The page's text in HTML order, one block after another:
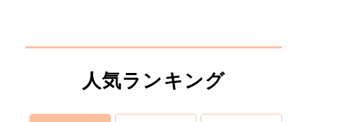
人気ランキング